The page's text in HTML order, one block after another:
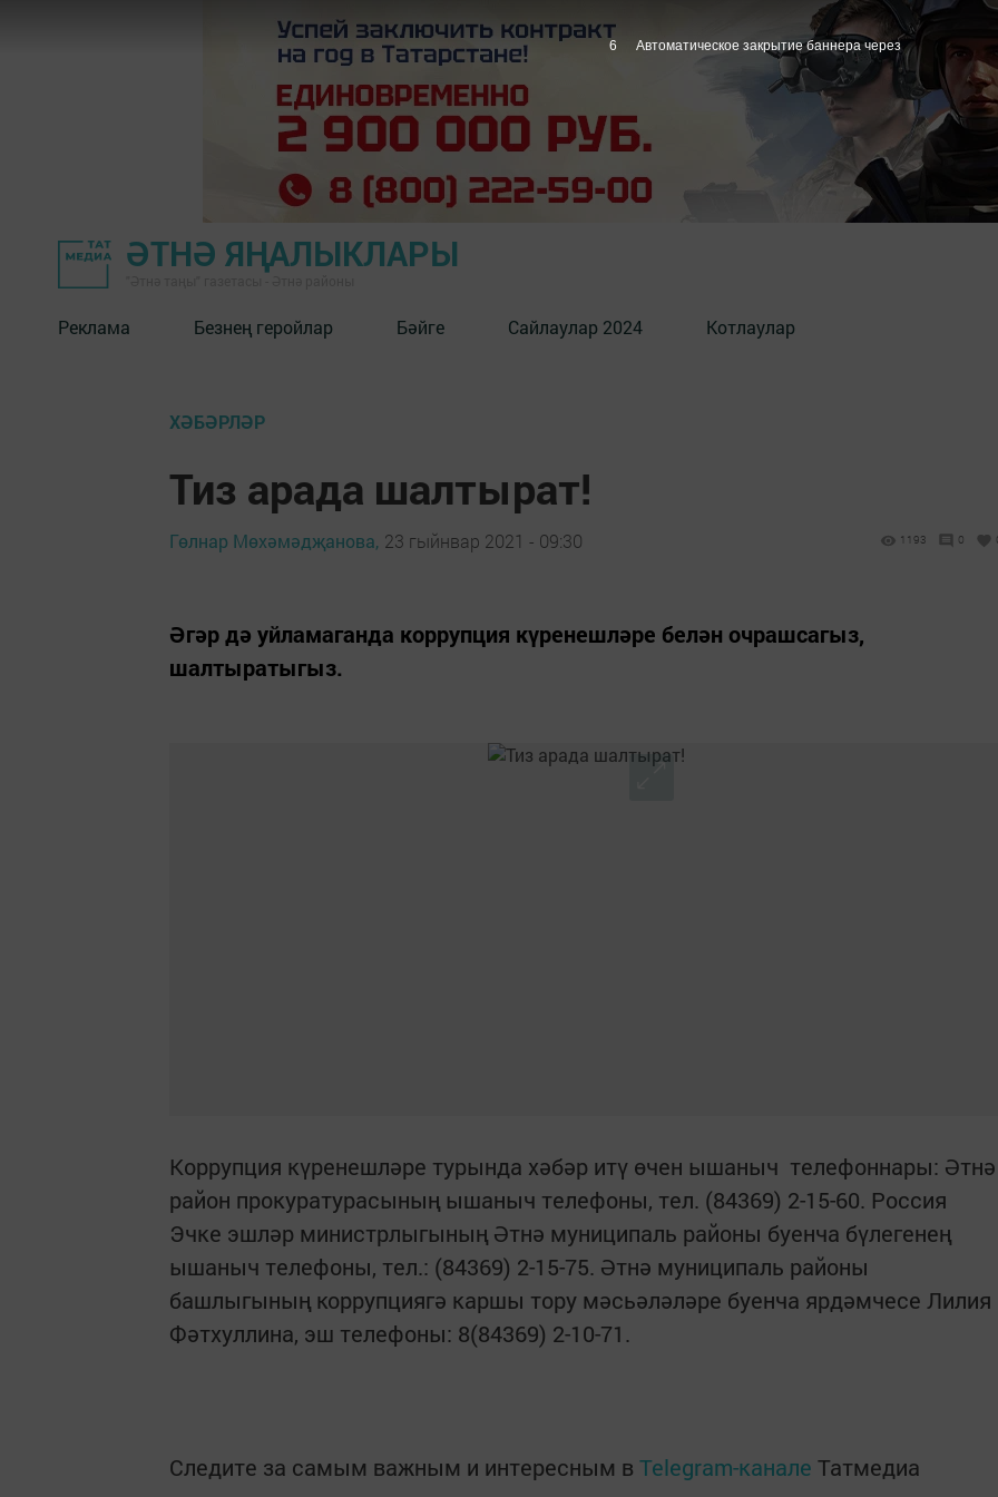
ӘТНӘ ЯҢАЛЫКЛАРЫ
Реклама Безнең геройлар Бәйге Сайлаулар 2024 Котлаулар
ХӘБӘРЛӘР
Тиз арада шалтырат!
Гөлнар Мөхәмәдҗанова, 23 гыйнвар 2021 - 09:30 1193 0
Әгәр дә уйламаганда коррупция күренешләре белән очрашсагыз,
шалтыратыгыз.
Коррупция күренешләре турында хәбәр итү өчен ышаныч телефоннары: Әтнә
район прокуратурасының ышаныч телефоны, тел. (84369) 2-15-60. Россия
Эчке эшләр министрлыгының Әтнә муниципаль районы буенча бүлегенең
ышаныч телефоны, тел.: (84369) 2-15-75. Әтнә муниципаль районы
башлыгының коррупциягә каршы тору мәсьәләләре буенча ярдәмчесе Лилия
Фәтхуллина, эш телефоны: 8(84369) 2-10-71.
Следите за самым важным и интересным в Telegram-канале Татмедиа
5 Автоматическое закрытие баннера через